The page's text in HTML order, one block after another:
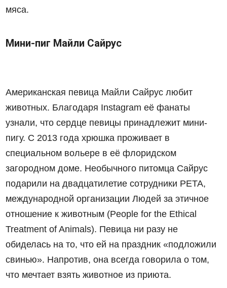
мяса.
Мини-пиг Майли Сайрус
Американская певица Майли Сайруслюбит
животных. Благодаря Instagram её фанаты
узнали, чтосердце певицы принадлежит мини-
пигу. С 2013 года хрюшка проживает в
специальном вольере в её флоридском
загородном доме. Необычного питомца Сайрус
подарили на двадцатилетие сотрудники PETA,
международной организации Людей за этичное
отношение к животным (People for the Ethical
Treatment of Animals). Певица ни разу не
обиделась на то, что ей на праздник «подложили
свинью». Напротив, она всегда говорила о том,
что мечтает взять животное из приюта.